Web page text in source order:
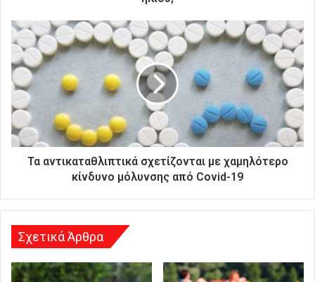
ι
κ
σ
α
δ
ι
ν
Τα αντικαταθλιπτικά σχετίζονται με χαμηλότερο
κίνδυνο μόλυνσης από Covid-19
Σχετικά Άρθρα